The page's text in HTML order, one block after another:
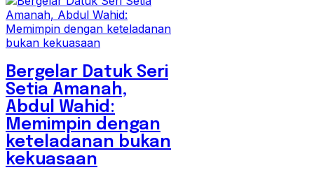
Bergelar Datuk Seri
Setia Amanah,
Abdul Wahid:
Memimpin dengan
keteladanan bukan
kekuasaan